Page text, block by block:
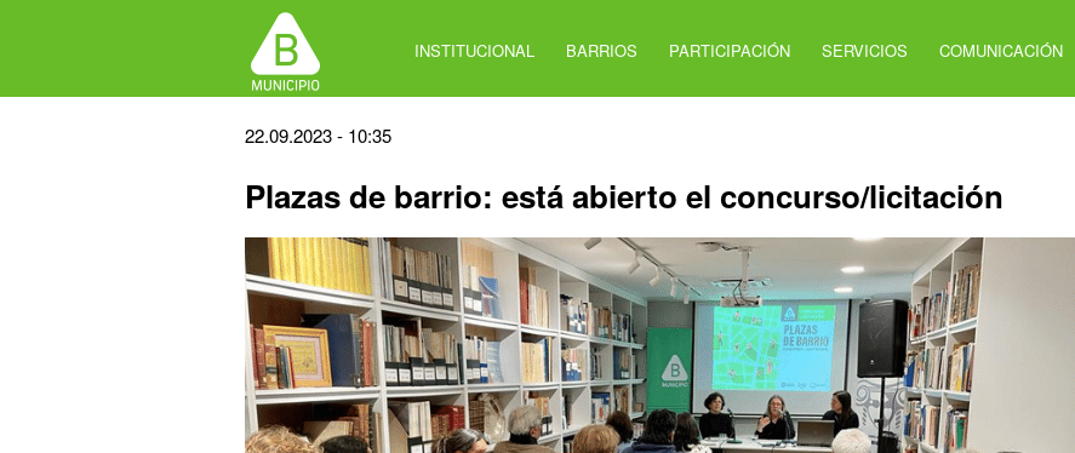
INSTITUCIONAL BARRIOS PARTICIPACIÓN SERVICIOS COMUNICACIÓN
Back
top
22.09.2023 - 10:35
Plazas de barrio: está abierto el concurso/licitación